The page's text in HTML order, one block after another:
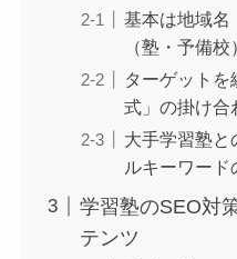
基本は地域名
（塾・予備校）
ターゲットを
式」の掛け合
大手学習塾と
ルキーワード
学習塾のSEO対
テンツ